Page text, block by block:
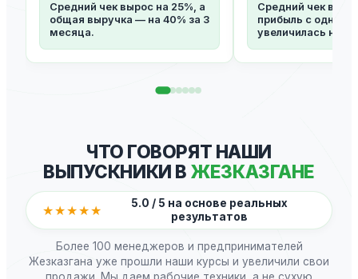
Средний чек вырос на 25%, а
общая выручка — на 40% за 3
месяца.
Средний чек
прибыль с одной
увеличилась на
ЧТО ГОВОРЯТ НАШИ
ВЫПУСКНИКИ В ЖЕЗКАЗГАНЕ
★★★★★
5.0 / 5 на основе реальных
результатов
Более 100 менеджеров и предпринимателей
Жезказгана уже прошли наши курсы и увеличили свои